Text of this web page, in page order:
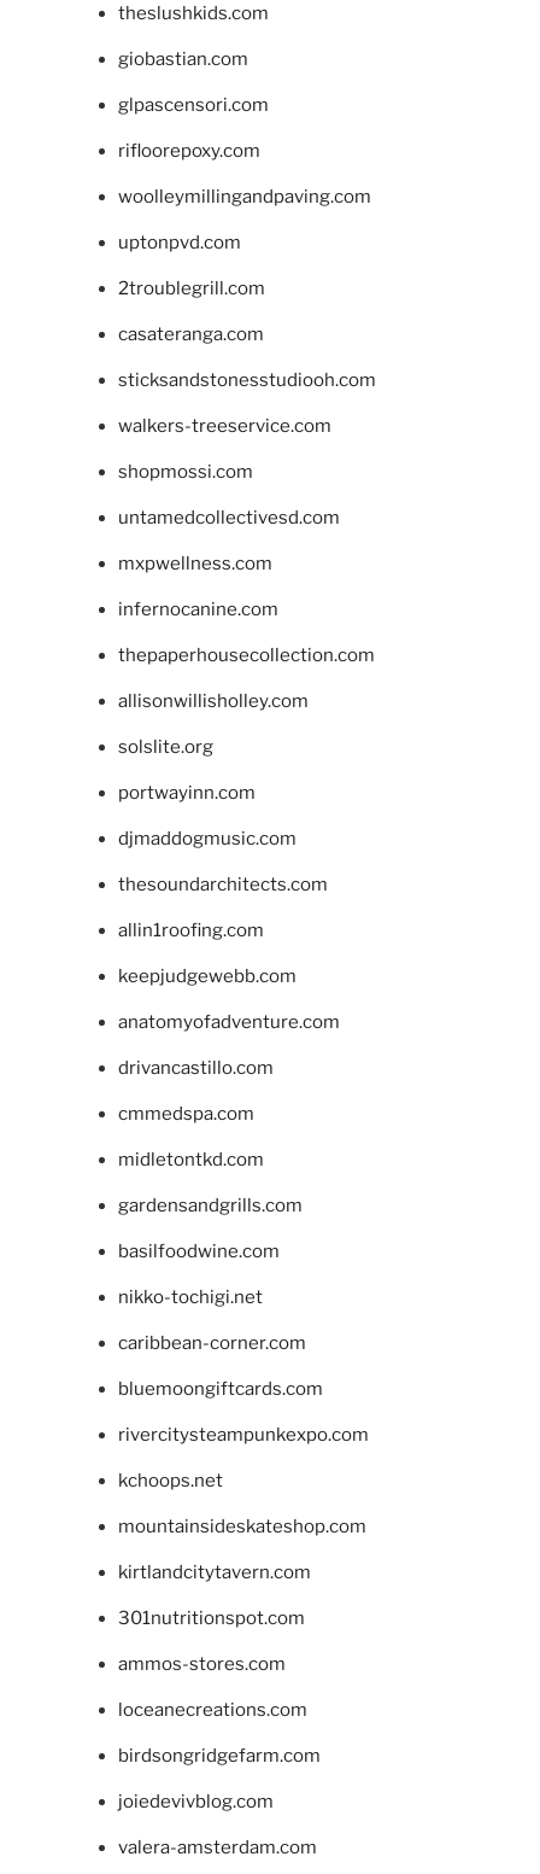
theslushkids.com
giobastian.com
glpascensori.com
rifloorepoxy.com
woolleymillingandpaving.com
uptonpvd.com
2troublegrill.com
casateranga.com
sticksandstonesstudiooh.com
walkers-treeservice.com
shopmossi.com
untamedcollectivesd.com
mxpwellness.com
infernocanine.com
thepaperhousecollection.com
allisonwillisholley.com
solslite.org
portwayinn.com
djmaddogmusic.com
thesoundarchitects.com
allin1roofing.com
keepjudgewebb.com
anatomyofadventure.com
drivancastillo.com
cmmedspa.com
midletontkd.com
gardensandgrills.com
basilfoodwine.com
nikko-tochigi.net
caribbean-corner.com
bluemoongiftcards.com
rivercitysteampunkexpo.com
kchoops.net
mountainsideskateshop.com
kirtlandcitytavern.com
301nutritionspot.com
ammos-stores.com
loceanecreations.com
birdsongridgefarm.com
joiedevivblog.com
valera-amsterdam.com